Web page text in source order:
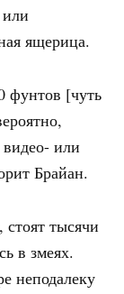
ящерица.
фунтов [чуть
или
Брайан.
тысячи
в змеях.
неподалеку